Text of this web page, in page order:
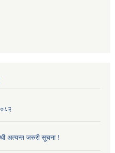
अत्यन्त जरुरी सूचना !